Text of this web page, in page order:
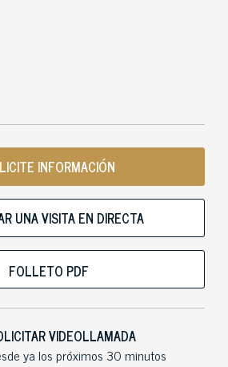
INFORMACIÓN
UNA VISITA EN DIRECTA
FOLLETO PDF
VIDEOLLAMADA
ya los próximos 30 minutos